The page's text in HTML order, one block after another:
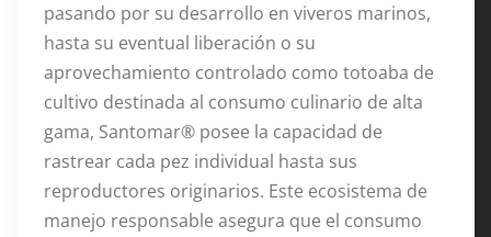
pasando por su desarrollo en viveros marinos,
hasta su eventual liberación o su
aprovechamiento controlado como totoaba de
cultivo destinada al consumo culinario de alta
gama, Santomar® posee la capacidad de
rastrear cada pez individual hasta sus
reproductores originarios. Este ecosistema de
manejo responsable asegura que el consumo